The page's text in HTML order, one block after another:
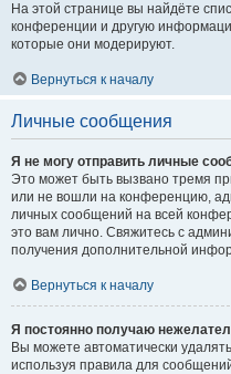
На этой странице вы найдёте
конференции и другую
которые они модерируют.
Вернуться к началу
Личные сообщения
Я не могу отправить личные
Это может быть вызвано тремя
или не вошли на конференцию,
личных сообщений на всей
это вам лично. Свяжитесь с
получения дополнительной
Вернуться к началу
Я постоянно получаю
Вы можете автоматически
используя правила для